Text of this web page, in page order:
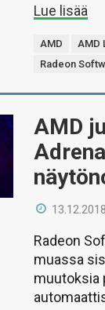
Lue lisää
AMD AMD
Radeon
AMD
Radeon
muassa
muutoksia